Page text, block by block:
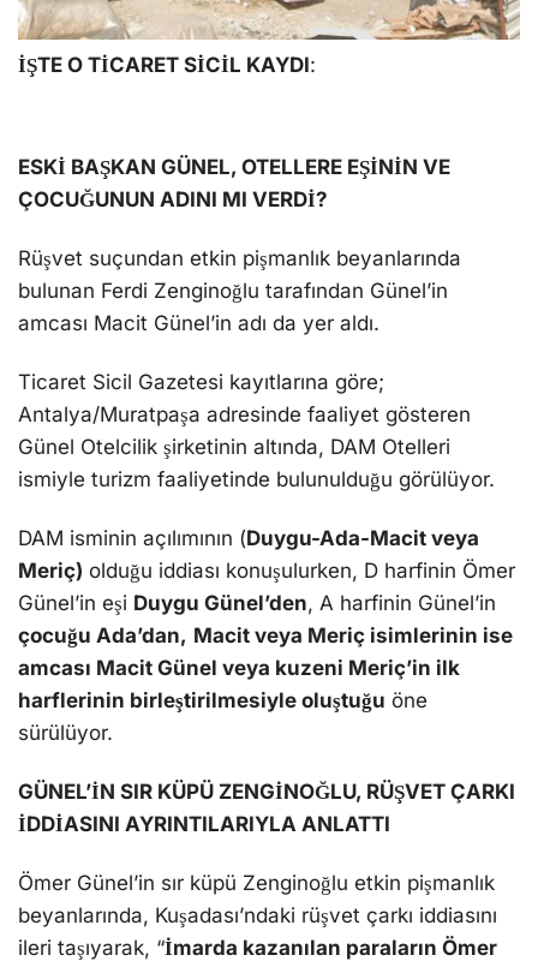
İŞTE O TİCARET SİCİL KAYDI:
ESKİ BAŞKAN GÜNEL, OTELLERE EŞİNİN VE
ÇOCUĞUNUN ADINI MI VERDİ?
Rüşvet suçundan etkin pişmanlık beyanlarında
bulunan Ferdi Zenginoğlu tarafından Günel’in
amcası Macit Günel’in adı da yer aldı.
Ticaret Sicil Gazetesi kayıtlarına göre;
Antalya/Muratpaşa adresinde faaliyet gösteren
Günel Otelcilik şirketinin altında, DAM Otelleri
ismiyle turizm faaliyetinde bulunulduğu görülüyor.
DAM isminin açılımının (Duygu-Ada-Macit veya
Meriç) olduğu iddiası konuşulurken, D harfinin Ömer
Günel’in eşi Duygu Günel’den, A harfinin Günel’in
çocuğu Ada’dan, Macit veya Meriç isimlerinin ise
amcası Macit Günel veya kuzeni Meriç’in ilk
harflerinin birleştirilmesiyle oluştuğu öne
sürülüyor.
GÜNEL’İN SIR KÜPÜ ZENGİNOĞLU, RÜŞVET ÇARKI
İDDİASINI AYRINTILARIYLA ANLATTI
Ömer Günel’in sır küpü Zenginoğlu etkin pişmanlık
beyanlarında, Kuşadası’ndaki rüşvet çarkı iddiasını
ileri taşıyarak, “İmarda kazanılan paraların Ömer